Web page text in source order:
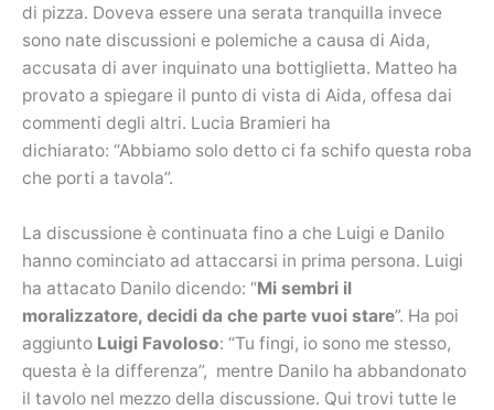
di pizza. Doveva essere una serata tranquilla invece
sono nate discussioni e polemiche a causa di Aida,
accusata di aver inquinato una bottiglietta. Matteo ha
provato a spiegare il punto di vista di Aida, offesa dai
commenti degli altri. Lucia Bramieri ha
dichiarato: “Abbiamo solo detto ci fa schifo questa roba
che porti a tavola”.
La discussione è continuata fino a che Luigi e Danilo
hanno cominciato ad attaccarsi in prima persona. Luigi
ha attacato Danilo dicendo: “Mi sembri il
moralizzatore, decidi da che parte vuoi stare”. Ha poi
aggiunto Luigi Favoloso: “Tu fingi, io sono me stesso,
questa è la differenza”, mentre Danilo ha abbandonato
il tavolo nel mezzo della discussione. Qui trovi tutte le